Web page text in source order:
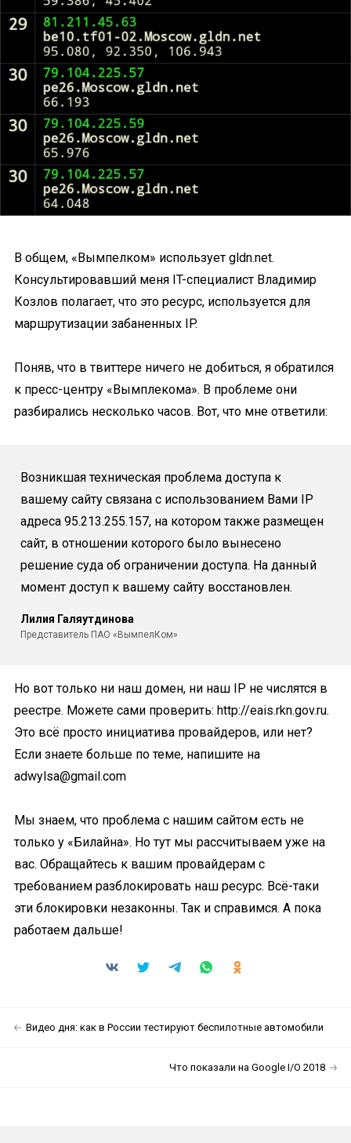
В общем, «Вымпелком» использует gldn.net.
Консультировавший меня IT-специалист Владимир
Козлов полагает, что это ресурс, используется для
маршрутизации забаненных IP.
Поняв, что в твиттере ничего не добиться, я обратился
к пресс-центру «Вымплекома». В проблеме они
разбирались несколько часов. Вот, что мне ответили:
Возникшая техническая проблема доступа к
вашему сайту связана с использованием Вами IP
адреса 95.213.255.157, на котором также размещен
сайт, в отношении которого было вынесено
решение суда об ограничении доступа. На данный
момент доступ к вашему сайту восстановлен.
Лилия Галяутдинова
Представитель ПАО «ВымпелКом»
Но вот только ни наш домен, ни наш IP не числятся в
реестре. Можете сами проверить: http://eais.rkn.gov.ru.
Это всё просто инициатива провайдеров, или нет?
Если знаете больше по теме, напишите на
adwylsa@gmail.com
Мы знаем, что проблема с нашим сайтом есть не
только у «Билайна». Но тут мы рассчитываем уже на
вас. Обращайтесь к вашим провайдерам с
требованием разблокировать наш ресурс. Всё-таки
эти блокировки незаконны. Так и справимся. А пока
работаем дальше!
Видео дня: как в России тестируют беспилотные автомобили
Что показали на Google I/O 2018